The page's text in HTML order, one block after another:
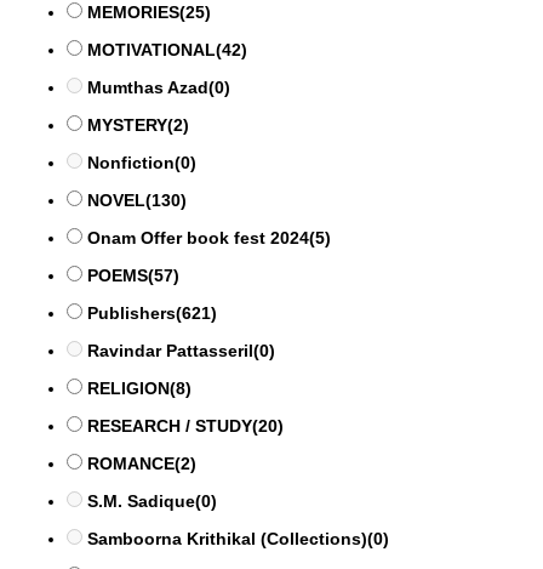
MEMORIES(25)
MOTIVATIONAL(42)
Mumthas Azad(0)
MYSTERY(2)
Nonfiction(0)
NOVEL(130)
Onam Offer book fest 2024(5)
POEMS(57)
Publishers(621)
Ravindar Pattasseril(0)
RELIGION(8)
RESEARCH / STUDY(20)
ROMANCE(2)
S.M. Sadique(0)
Samboorna Krithikal (Collections)(0)